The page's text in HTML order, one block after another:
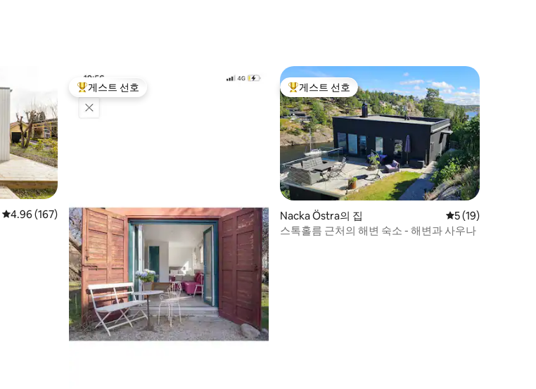
평점 4.96점(5점 만점), 후기 167개
4.96 (167)
상위 게스트 선호
게스트 선호 상위 게스트 선호
게스트 선호
Nacka Östra의 집 평점 5점(5점 만점
5 (19)
스톡홀름 근처의 해변 숙소 - 해변과 사우나